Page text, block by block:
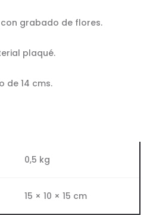
grabado de flores.
plaqué.
de 14 cms.
0,5 kg
15 × 10 × 15 cm